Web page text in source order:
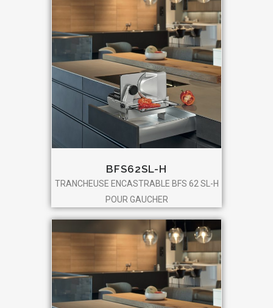
BFS62SL-H
TRANCHEUSE ENCASTRABLE BFS 62 SL-H
POUR GAUCHER